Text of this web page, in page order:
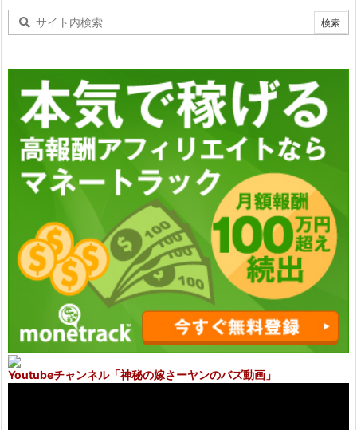
Youtubeチャンネル「神秘の嫁さーヤンのバズ動画」